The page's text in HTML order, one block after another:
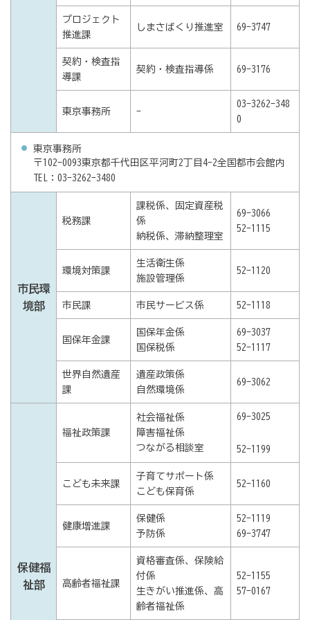
プロジェクト
推進課
しまさばくり推進室 69-3747
契約・検査指
導課
契約・検査指導係 69-3176
東京事務所 -
03-3262-348
0
東京事務所
〒102-0093東京都千代田区平河町2丁目4-2全国都市会館内
TEL：03-3262-3480
市民環
境部
税務課
課税係、固定資産税
係
納税係、滞納整理室
69-3066
52-1115
環境対策課
生活衛生係
施設管理係
52-1120
市民課 市民サービス係 52-1118
国保年金課
国保年金係
国保税係
69-3037
52-1117
世界自然遺産
課
遺産政策係
自然環境係
69-3062
保健福
祉部
福祉政策課
社会福祉係
障害福祉係
つながる相談室
69-3025
52-1199
こども未来課
子育てサポート係
こども保育係
52-1160
健康増進課
保健係
予防係
52-1119
69-3747
高齢者福祉課
資格審査係、保険給
付係
生きがい推進係、高
齢者福祉係
52-1155
57-0167